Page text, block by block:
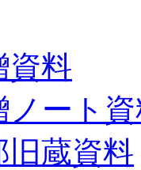
資料
ノート
旧蔵資料